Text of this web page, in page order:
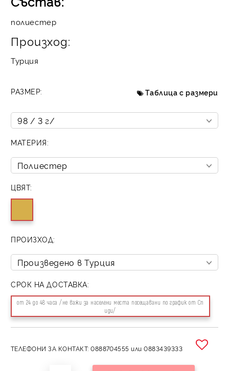
полиестер
Произход:
Турция
РАЗМЕР: Таблица с размери
МАТЕРИЯ:
ЦВЯТ:
ПРОИЗХОД:
СРОК НА ДОСТАВКА:
от 24 до 48 часа /не важи за населени места посещавани по график от Сп
иди/
ТЕЛЕФОНИ ЗА КОНТАКТ: 0888704555 или 0883439333